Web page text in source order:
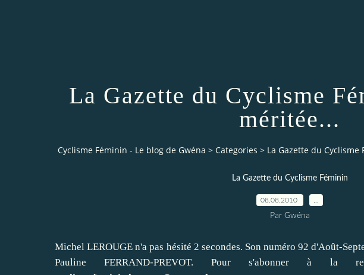
La Gazette du Cyclisme
méritée...
Cyclisme Féminin - Le blog de Gwéna > Categories > La Gazette du
La Gazette du Cyclisme Féminin
08.08.2010
Par Gwéna
Michel LEROUGE n'a pas hésité 2 secondes. Son numéro 92 d'Août-
Pauline FERRAND-PREVOT. Pour s'abonner à la